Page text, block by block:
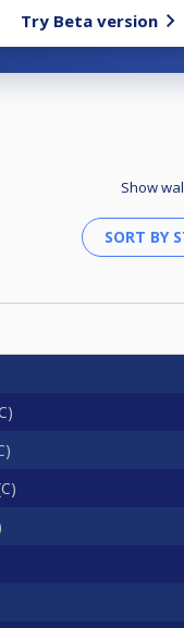
Try Beta version
Show
C